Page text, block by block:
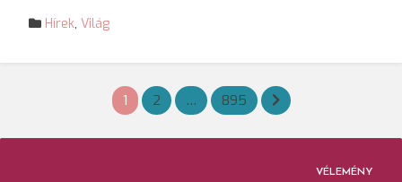
Hírek, Világ
Bejegyzések
lapozása
1 2 … 895
VÉLEMÉNY